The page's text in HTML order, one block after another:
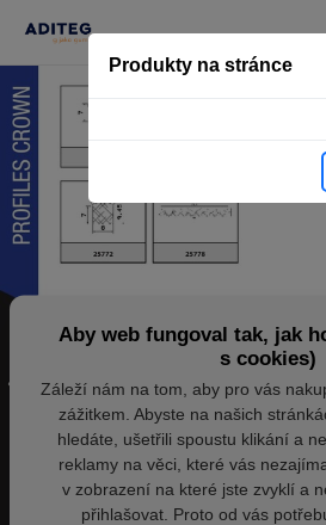
Produkty na stránce
Aby web fungoval tak, jak
s cookies)
Záleží nám na tom, aby pro vás
zážitkem. Abyste na našich
hledáte, ušetřili spoustu klikání a
reklamy na věci, které vás
v zobrazení na které jste zvyklí a
přihlašovat. Proto od vás